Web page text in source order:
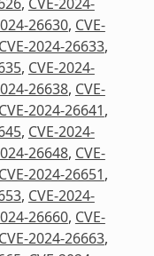
26630, CVE-
CVE-2024-26633,
, CVE-2024-
26638, CVE-
CVE-2024-26641,
, CVE-2024-
26648, CVE-
CVE-2024-26651,
, CVE-2024-
26660, CVE-
CVE-2024-26663,